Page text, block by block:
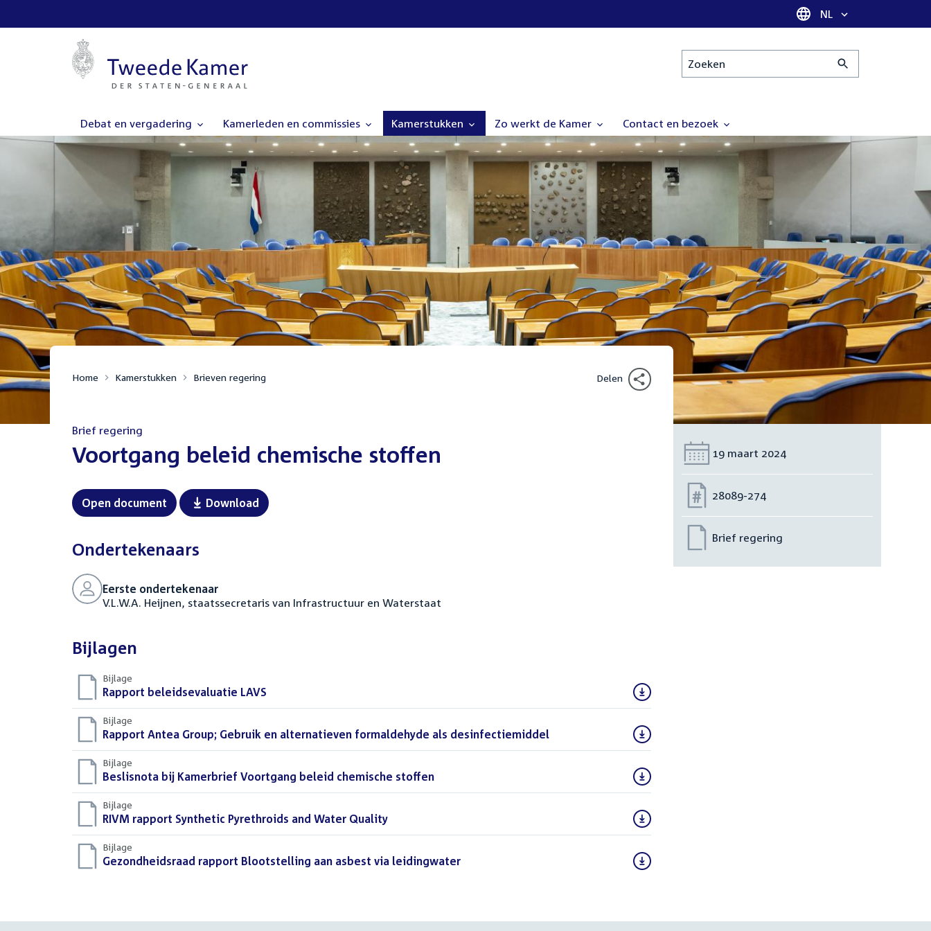
Taal selectie
NL
Zoeken
Debat en vergadering Kamerleden en commissies Kamerstukken Zo werkt de Kamer Contact en bezoek
Home Kamerstukken Brieven regering Delen
Brief regering
:Voortgang beleid chemische stoffen
Open document Download
Ondertekenaars
Eerste ondertekenaar
V.L.W.A. Heijnen, staatssecretaris van Infrastructuur en Waterstaat
Bijlagen
Bijlage
Download
bestand:
Rapport beleidsevaluatie LAVS
Bijlage
Download
bestand:
Rapport Antea Group; Gebruik en alternatieven formaldehyde als desinfectiemiddel
Bijlage
Download
bestand:
Beslisnota bij Kamerbrief Voortgang beleid chemische stoffen
Bijlage
Download
bestand:
RIVM rapport Synthetic Pyrethroids and Water Quality
Bijlage
Download
Gezondheidsraad rapport Blootstelling aan asbest via leidingwater
Datum:
19 maart 2024
Nummer:
28089-274
Brief regering